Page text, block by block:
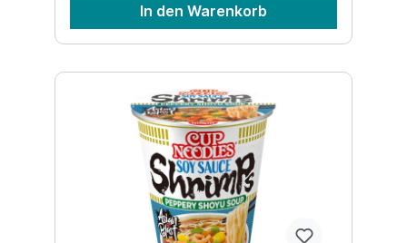
In den Warenkorb